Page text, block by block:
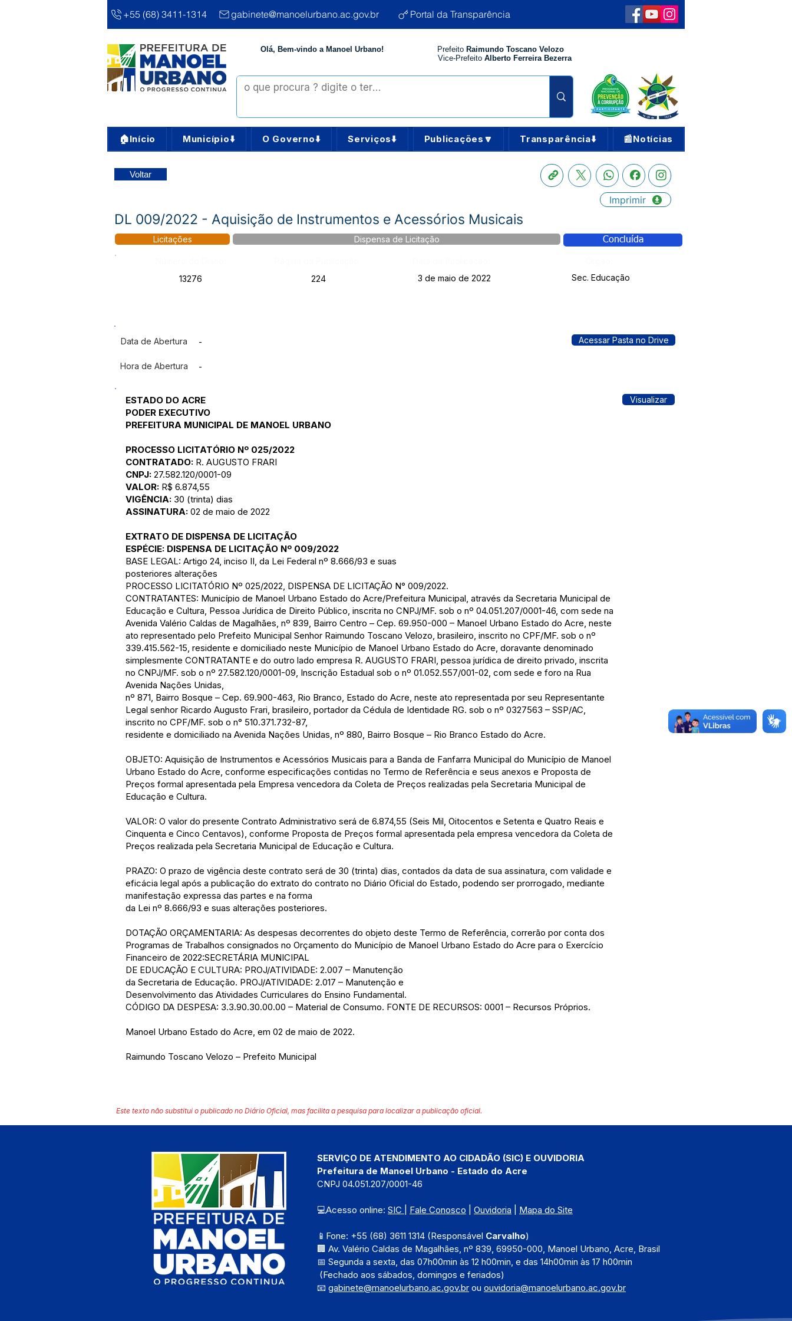
+55 (68) 3411-1314 gabinete@manoelurbano.ac.gov.br Portal da Transparência
Olá, Bem-vindo a Manoel Urbano! Prefeito Raimundo Toscano Velozo
Vice-Prefeito Alberto Ferreira Bezerra
🏠Início Município⬇️ O Governo⬇️ Serviços⬇️ Publicações🔽 Transparência⬇️ 📰Notícias
Voltar
Imprimir
DL 009/2022 - Aquisição de Instrumentos e Acessórios Musicais
Licitações Dispensa de Licitação Concluída
13276
224 3 de maio de 2022 Sec. Educação
Data de Abertura -
Hora de Abertura -
Acessar Pasta no Drive
ESTADO DO ACRE
PODER EXECUTIVO
PREFEITURA MUNICIPAL DE MANOEL URBANO
PROCESSO LICITATÓRIO Nº 025/2022
CONTRATADO: R. AUGUSTO FRARI
CNPJ: 27.582.120/0001-09
VALOR: R$ 6.874,55
VIGÊNCIA: 30 (trinta) dias
ASSINATURA: 02 de maio de 2022
EXTRATO DE DISPENSA DE LICITAÇÃO
ESPÉCIE: DISPENSA DE LICITAÇÃO Nº 009/2022
BASE LEGAL: Artigo 24, inciso II, da Lei Federal nº 8.666/93 e suas
posteriores alterações
PROCESSO LICITATÓRIO Nº 025/2022, DISPENSA DE LICITAÇÃO N° 009/2022.
CONTRATANTES: Município de Manoel Urbano Estado do Acre/Prefeitura Municipal, através da Secretaria Municipal de
Educação e Cultura, Pessoa Jurídica de Direito Público, inscrita no CNPJ/MF. sob o nº 04.051.207/0001-46, com sede na
Avenida Valério Caldas de Magalhães, nº 839, Bairro Centro – Cep. 69.950-000 – Manoel Urbano Estado do Acre, neste
ato representado pelo Prefeito Municipal Senhor Raimundo Toscano Velozo, brasileiro, inscrito no CPF/MF. sob o nº
339.415.562-15, residente e domiciliado neste Município de Manoel Urbano Estado do Acre, doravante denominado
simplesmente CONTRATANTE e do outro lado empresa R. AUGUSTO FRARI, pessoa jurídica de direito privado, inscrita
no CNPJ/MF. sob o nº 27.582.120/0001-09, Inscrição Estadual sob o nº 01.052.557/001-02, com sede e foro na Rua
Avenida Nações Unidas,
nº 871, Bairro Bosque – Cep. 69.900-463, Rio Branco, Estado do Acre, neste ato representada por seu Representante
Legal senhor Ricardo Augusto Frari, brasileiro, portador da Cédula de Identidade RG. sob o nº 0327563 – SSP/AC,
inscrito no CPF/MF. sob o n° 510.371.732-87,
residente e domiciliado na Avenida Nações Unidas, nº 880, Bairro Bosque – Rio Branco Estado do Acre.
OBJETO: Aquisição de Instrumentos e Acessórios Musicais para a Banda de Fanfarra Municipal do Município de Manoel
Urbano Estado do Acre, conforme especificações contidas no Termo de Referência e seus anexos e Proposta de
Preços formal apresentada pela Empresa vencedora da Coleta de Preços realizadas pela Secretaria Municipal de
Educação e Cultura.
VALOR: O valor do presente Contrato Administrativo será de 6.874,55 (Seis Mil, Oitocentos e Setenta e Quatro Reais e
Cinquenta e Cinco Centavos), conforme Proposta de Preços formal apresentada pela empresa vencedora da Coleta de
Preços realizada pela Secretaria Municipal de Educação e Cultura.
PRAZO: O prazo de vigência deste contrato será de 30 (trinta) dias, contados da data de sua assinatura, com validade e
eficácia legal após a publicação do extrato do contrato no Diário Oficial do Estado, podendo ser prorrogado, mediante
manifestação expressa das partes e na forma
da Lei nº 8.666/93 e suas alterações posteriores.
DOTAÇÃO ORÇAMENTARIA: As despesas decorrentes do objeto deste Termo de Referência, correrão por conta dos
Programas de Trabalhos consignados no Orçamento do Município de Manoel Urbano Estado do Acre para o Exercício
Financeiro de 2022:SECRETÁRIA MUNICIPAL
DE EDUCAÇÃO E CULTURA: PROJ/ATIVIDADE: 2.007 – Manutenção
da Secretaria de Educação. PROJ/ATIVIDADE: 2.017 – Manutenção e
Desenvolvimento das Atividades Curriculares do Ensino Fundamental.
CÓDIGO DA DESPESA: 3.3.90.30.00.00 – Material de Consumo. FONTE DE RECURSOS: 0001 – Recursos Próprios.
Manoel Urbano Estado do Acre, em 02 de maio de 2022.
Raimundo Toscano Velozo – Prefeito Municipal
Visualizar
Este texto não substitui o publicado no Diário Oficial, mas facilita a pesquisa para localizar a publicação oficial.
SERVIÇO DE ATENDIMENTO AO CIDADÃO (SIC) E OUVIDORIA
Prefeitura de Manoel Urbano - Estado do Acre
CNPJ 04.051.207/0001-46
💻Acesso online: SIC Fale Conosco Ouvidoria Mapa do Site
📱Fone: +55 (68) 3611 1314 (Responsável Carvalho)
🏢 Av. Valério Caldas de Magalhães, nº 839, 69950-000, Manoel Urbano, Acre, Brasil
📅 Segunda a sexta, das 07h00min às 12 h00min, e das 14h00min às 17 h00min
(Fechado aos sábados, domingos e feriados)
📧 gabinete@manoelurbano.ac.gov.br ou ouvidoria@manoelurbano.ac.gov.br